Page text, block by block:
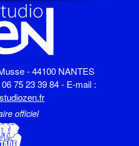
- 44100 NANTES
75 23 39 84 - E-mail :
officiel